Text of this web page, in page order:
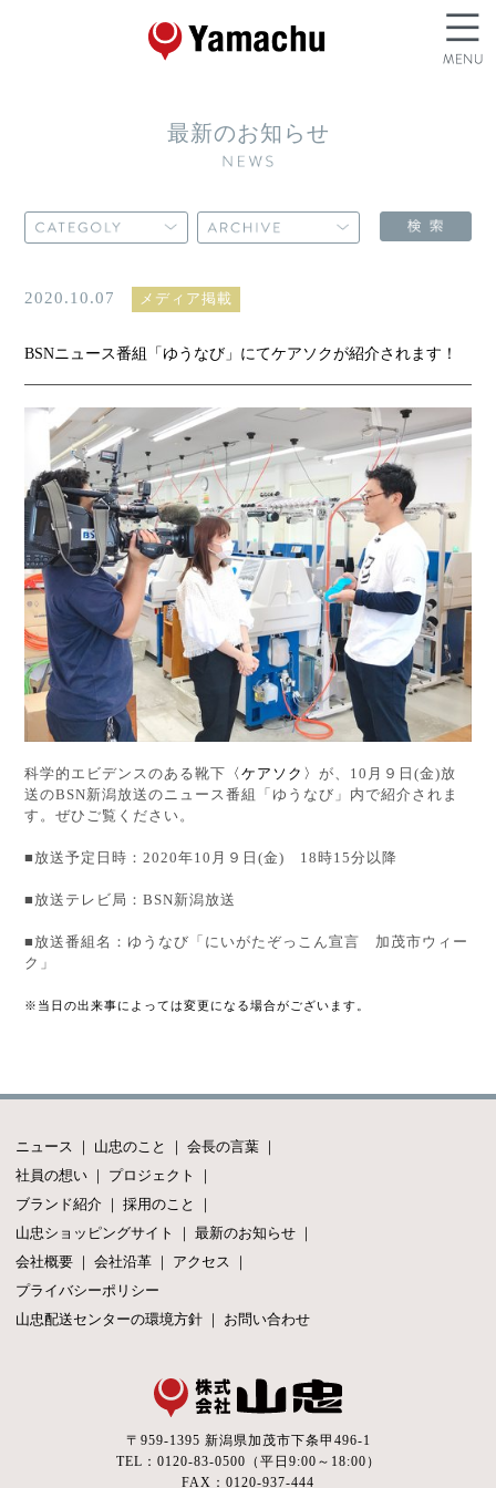
最新のお知らせ
2020.10.07 メディア掲載
BSNニュース番組「ゆうなび」にてケアソクが紹介されます！
科学的エビデンスのある靴下 〈ケアソク〉 が、10月９日(金)放
送のBSN新潟放送のニュース番組「ゆうなび」内で紹介されま
す。ぜひご覧ください。
■放送予定日時：2020年10月９日(金) 18時15分以降
■放送テレビ局：BSN新潟放送
■放送番組名：ゆうなび「にいがたぞっこん宣言 加茂市ウィー
ク」
※当日の出来事によっては変更になる場合がございます。
ニュース ｜ 山忠のこと ｜会長の言葉 ｜
社員の想い ｜ プロジェクト
｜
ブランド紹介 ｜採用のこと
｜
山忠ショッピングサイト
｜最新のお知らせ ｜
会社概要 ｜会社沿革 ｜ アクセス
｜
プライバシーポリシー
山忠配送センターの環境方針 ｜ お問い合わせ
〒959-1395 新潟県加茂市下条甲496-1
TEL：0120-83-0500（平日9:00～18:00）
FAX：0120-937-444